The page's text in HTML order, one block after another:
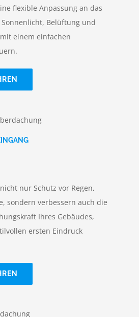
flexible Anpassung an das
Belüftung und
einem einfachen
nur Schutz vor Regen,
sondern verbessern auch die
Ihres Gebäudes,
ersten Eindruck